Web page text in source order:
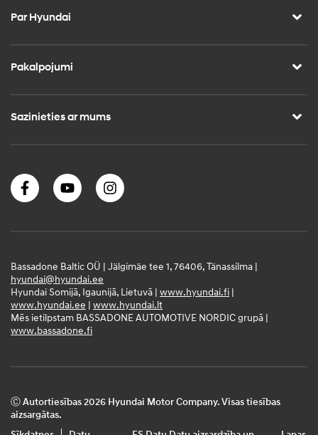
Par Hyundai
Pakalpojumi
Sazinieties ar mums
Bassadone Baltic OÜ | Jälgimäe tee 1, 76406, Tänassilma |
hyundai@hyundai.ee
Hyundai Somijā, Igaunijā, Lietuvā | www.hyundai.fi |
www.hyundai.ee | www.hyundai.lt
Mēs ietilpstam BASSADONE AUTOMOTIVE NORDIC grupā |
www.bassadone.fi
Ⓒ Autortiesības 2026 Hyundai Motor Company. Visas tiesības
aizsargātas.